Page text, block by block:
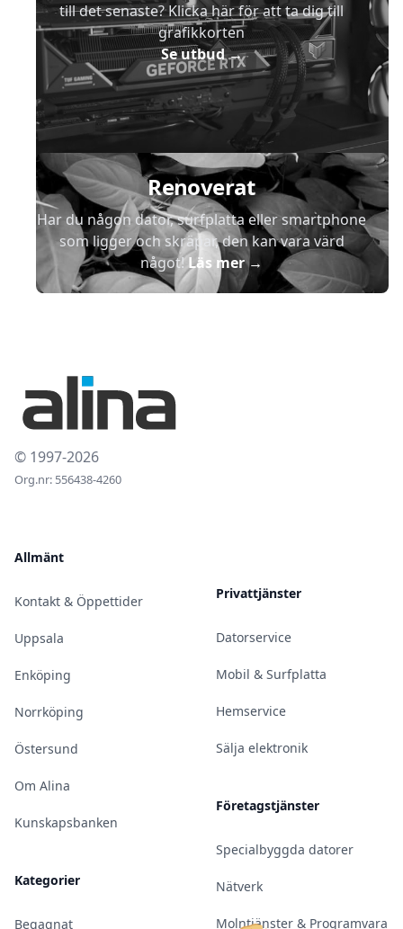
till det senaste? Klicka här för att ta dig till
grafikkorten
Se utbud→
Renoverat
Har du någon dator, surfplatta eller smartphone
som ligger och skräpar, den kan vara värd
något!Läs mer→
© 1997-2026
Org.nr: 556438-4260
Allmänt
Kontakt & Öppettider
Uppsala
Enköping
Norrköping
Östersund
Om Alina
Kunskapsbanken
Kategorier
Begagnat
Privattjänster
Datorservice
Mobil & Surfplatta
Hemservice
Sälja elektronik
Företagstjänster
Specialbyggda datorer
Nätverk
Molntjänster & Programvara